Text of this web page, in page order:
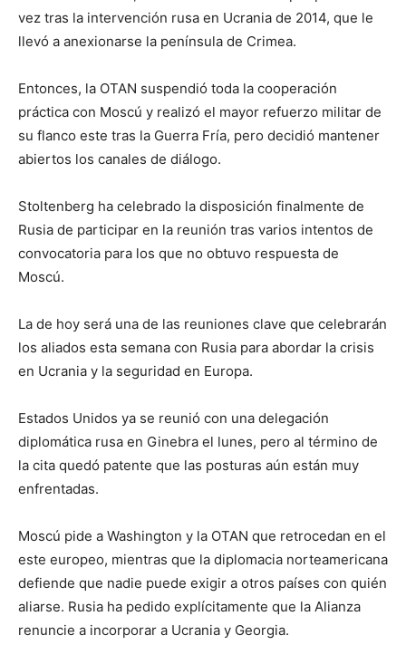
vez tras la intervención rusa en Ucrania de 2014, que le
llevó a anexionarse la península de Crimea.
Entonces, la OTAN suspendió toda la cooperación
práctica con Moscú y realizó el mayor refuerzo militar de
su flanco este tras la Guerra Fría, pero decidió mantener
abiertos los canales de diálogo.
Stoltenberg ha celebrado la disposición finalmente de
Rusia de participar en la reunión tras varios intentos de
convocatoria para los que no obtuvo respuesta de
Moscú.
La de hoy será una de las reuniones clave que celebrarán
los aliados esta semana con Rusia para abordar la crisis
en Ucrania y la seguridad en Europa.
Estados Unidos ya se reunió con una delegación
diplomática rusa en Ginebra el lunes, pero al término de
la cita quedó patente que las posturas aún están muy
enfrentadas.
Moscú pide a Washington y la OTAN que retrocedan en el
este europeo, mientras que la diplomacia norteamericana
defiende que nadie puede exigir a otros países con quién
aliarse. Rusia ha pedido explícitamente que la Alianza
renuncie a incorporar a Ucrania y Georgia.